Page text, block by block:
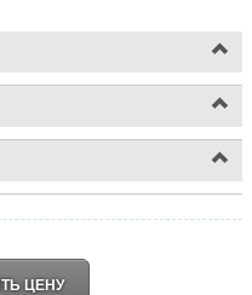
ЦЕНУ